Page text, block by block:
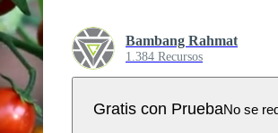
Bambang Rahmat
1.384 Recursos
Gratis con PruebaNo se